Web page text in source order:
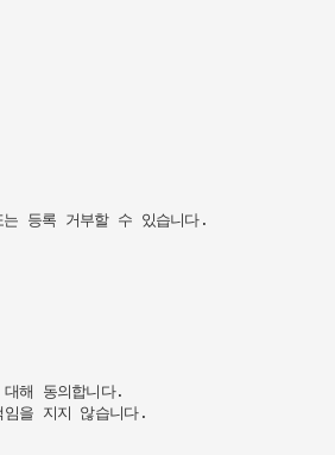
등록 거부할 수 있습니다.
해 동의합니다.
을 지지 않습니다.